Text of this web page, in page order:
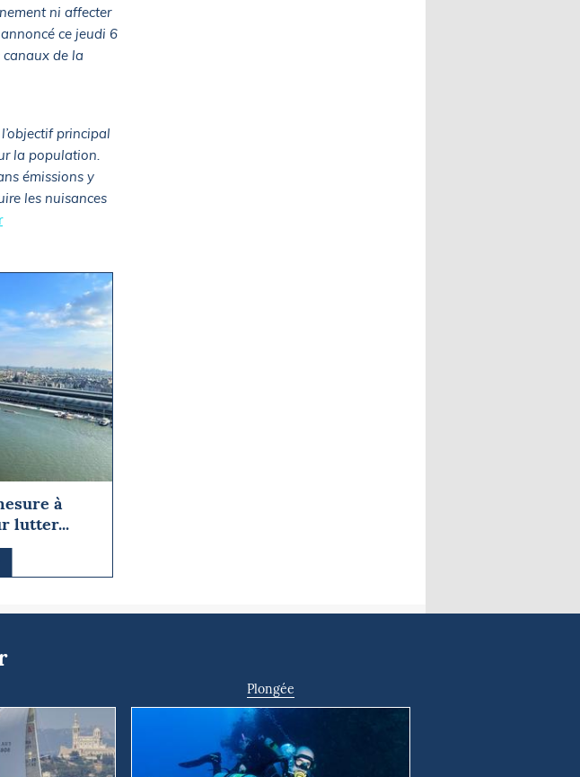
ni affecter
ce jeudi 6
de la
principal
la population.
émissions y
les nuisances
à
lutter...
Plongée